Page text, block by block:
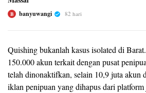
B banyuwangi 82 hari
Quishing bukanlah kasus isolated di
150.000 akun terkait dengan pusat
telah dinonaktifkan, selain 10,9 juta akun
iklan penipuan yang dihapus dari